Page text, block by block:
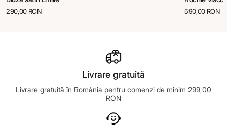
290,00 RON 590,00 RON
Livrare gratuită
Livrare gratuită în România pentru comenzi de minim 299,00
RON